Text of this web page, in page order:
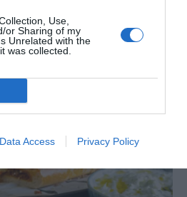
Use,
or Sharing of my
Unrelated with the
was collected.
Data Access Privacy Policy
Pupusas med svarta bönor